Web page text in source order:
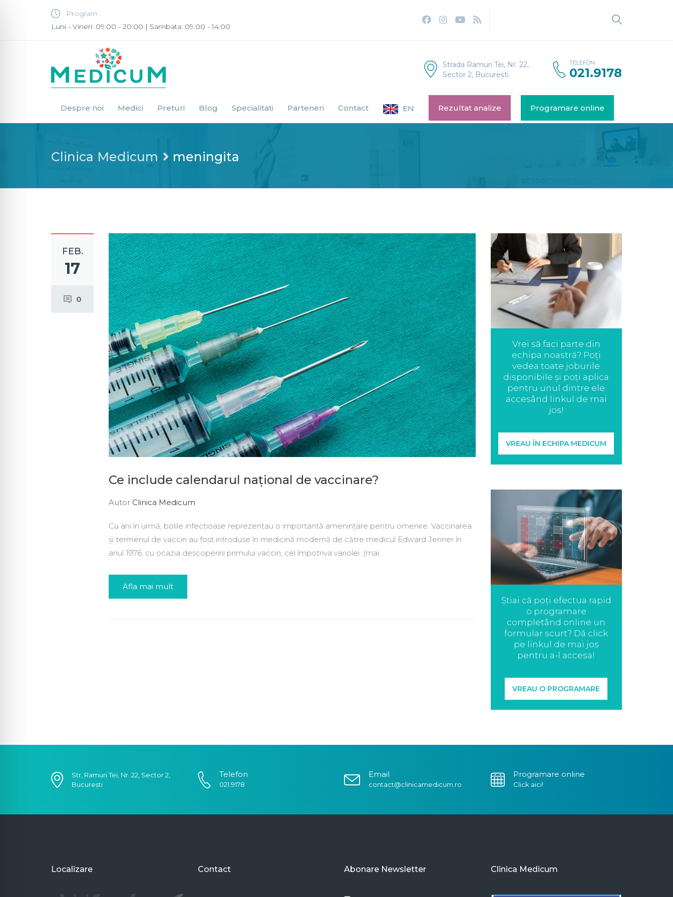
Program :
Luni - Vineri: 09.00 - 20.00 | Sambata: 09.00 - 14.00
Strada Ramuri Tei, Nr. 22,
Sector 2, București
TELEFON
021.9178
Despre noi Medici Preturi Blog Specialitati Parteneri Contact EN Rezultat analize Programare online
Clinica Medicum meningita
FEB.
17
0
Ce include calendarul național de vaccinare?
Autor Clinica Medicum
Cu ani în urmă, bolile infecțioase reprezentau o importantă amenințare pentru omenire. Vaccinarea
și termenul de vaccin au fost introduse în medicină modernă de către medicul Edward Jenner în
anul 1976, cu ocazia descoperirii primului vaccin, cel împotriva variolei. (mai...
Afla mai mult
Vrei să faci parte din
echipa noastră? Poți
vedea toate joburile
disponibile și poți aplica
pentru unul dintre ele
accesând linkul de mai
jos!
VREAU ÎN ECHIPA MEDICUM
Știai că poți efectua rapid
o programare
completând online un
formular scurt? Dă click
pe linkul de mai jos
pentru a-l accesa!
VREAU O PROGRAMARE
Str, Ramuri Tei, Nr. 22, Sector 2,
București
Telefon
021.9178
Email
contact@clinicamedicum.ro
Programare online
Click aici!
Localizare Contact Abonare Newsletter Clinica Medicum